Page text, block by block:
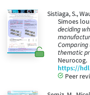
Sistiaga, S.,
Simoes
deciding
thematic
Neurocog.
https://
Peer